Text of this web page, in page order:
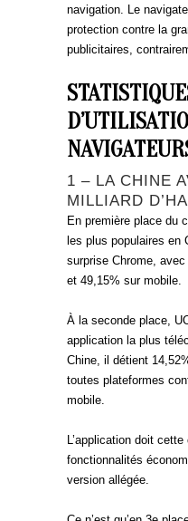
navigation. Le
protection contre la
publicitaires,
1 – LA CHINE
MILLIARD
En première place du
les plus populaires en
surprise Chrome,
et 49,15% sur mobile.
À la seconde place,
application la plus
Chine, il détient
toutes plateformes
mobile.
L’application doit
fonctionnalités
version allégée.